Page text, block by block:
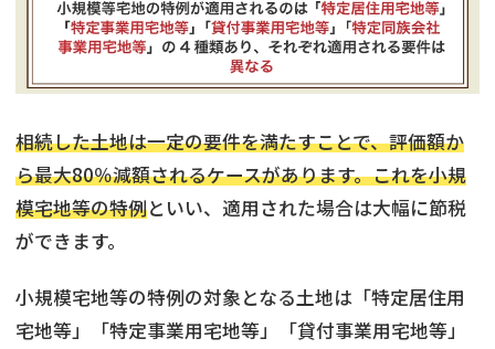
相続した土地は一定の要件を満たすことで、評価額か
ら最大80％減額されるケースがあります。これを小規
模宅地等の特例といい、適用された場合は大幅に節税
ができます。
小規模宅地等の特例の対象となる土地は「特定居住用
宅地等」「特定事業用宅地等」「貸付事業用宅地等」